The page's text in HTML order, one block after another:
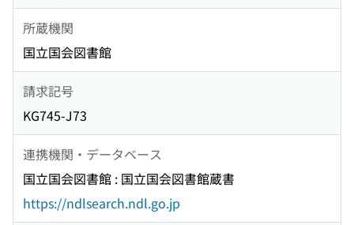
所蔵機関
国立国会図書館
請求記号
KG745-J73
連携機関・データベース
国立国会図書館 : 国立国会図書館蔵書
https://ndlsearch.ndl.go.jp